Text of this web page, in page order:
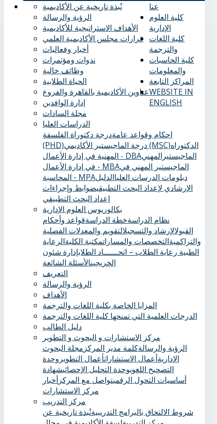
عنا
نُبذة تاريخية عن الأكاديمية
الرؤية والرسالة
الأهداف الاستراتيجية للأكاديمية
قرارات مجلس الأكاديمية العلمي
أخبار وفعاليات
ندوات ومؤتمرات
وظائف خالية
الحياة الطلابية
عناوين الأكاديمية بالقاهرة والفروع
إدارة الوافدين
كلية العلوم
الإدارية
مجلة السادات
الدراسات العليا
احكام وقواعد عامةدرجة دكتوراة الفلسفة
(PHD)
درجة الماجيستير الأكاديمي (MSC)الدكتوراه
المهنية في إدارة الأعمال - DBAالماجيستيرالمهني
في إدارة الأعمال - MBAالماجيستير المهني في
المحاسبة - MPA
دبلومات الدرسات العلياالدليل
الإرشادي لإعداد البحث التطبيقيضوابط وإجراءات
إعداد البحث التطبيقي
بكالوريوس العلوم الإدارية
نظام الدراسةخطة الدراسةقواعد وأحكام
القبولالإرشاد والتسجيلالتقويم والمعدلات الفصلية
والتراكميةالتخصصات والمساراتمكتبة الكليةالرعاية
الطبية ‏ رعاية الطلاب – اتحــــــاد الطلابإدارة شئون
الخريجينالأسئلة الشائعة
كلية اللغات
والترجمة
التعريف
الرؤية والرسالة
الأهداف
المزايا الخاصة بكلية اللغات والترجمة
الدرجات العلمية التي تمنحها كلية اللغات والترجمة
دليل الطالب
كلية الحاسبات
والمعلومات
المراكز التابعة
مركز الاستشارات و البحوث و التطوير
الرؤية والرسالةكلمة مدير المركز مجلة البحوث
الإداريةأعمال الاستشاراتأعمال التطوير وحدة
التصحيح اللغويوحدة التحليل الإحصائيشهادة
أساسيات التحول الرقميتواصل مع المركزأخبار
مركز الاستشارات
مركز التدريب
شروط الالتحاق بالبرامج التدريبيةنُبذة تاريخية عن
WEBSITE IN
ENGLISH